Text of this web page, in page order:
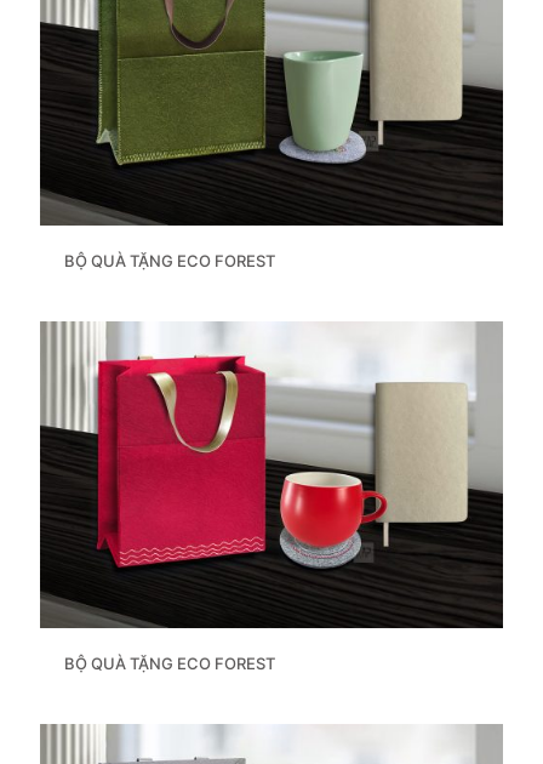
BỘ QUÀ TẶNG ECO FOREST
BỘ QUÀ TẶNG ECO FOREST